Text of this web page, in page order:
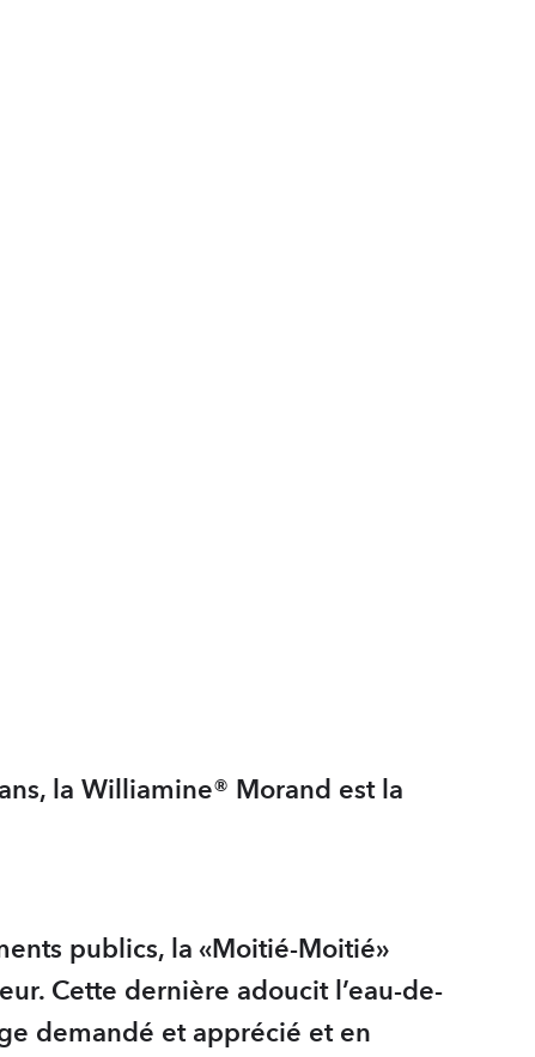
la Williamine® Morand est la
publics, la «Moitié-Moitié»
Cette dernière adoucit l’eau-de-
demandé et apprécié et en